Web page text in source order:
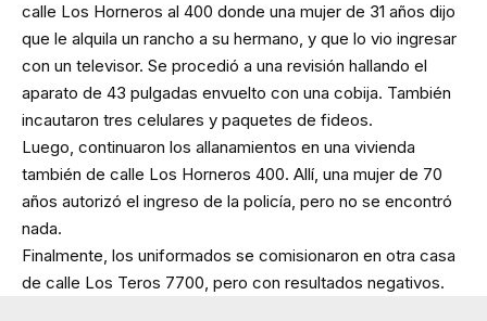
calle Los Horneros al 400 donde una mujer de 31 años dijo
que le alquila un rancho a su hermano, y que lo vio ingresar
con un televisor. Se procedió a una revisión hallando el
aparato de 43 pulgadas envuelto con una cobija. También
incautaron tres celulares y paquetes de fideos.
Luego, continuaron los allanamientos en una vivienda
también de calle Los Horneros 400. Allí, una mujer de 70
años autorizó el ingreso de la policía, pero no se encontró
nada.
Finalmente, los uniformados se comisionaron en otra casa
de calle Los Teros 7700, pero con resultados negativos.